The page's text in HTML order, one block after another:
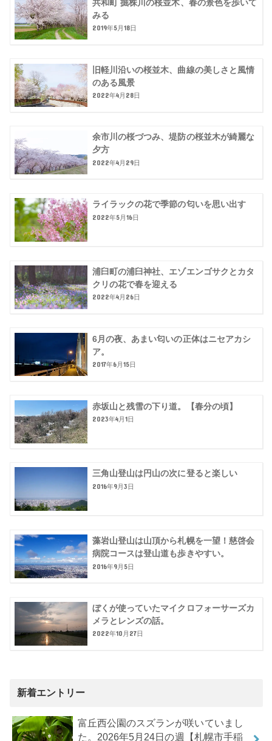
共和町 掘株川の桜並木、春の景色を歩いて
みる
2019年5月18日
旧軽川沿いの桜並木、曲線の美しさと風情
のある風景
2022年4月28日
余市川の桜づつみ、堤防の桜並木が綺麗な
夕方
2022年4月29日
ライラックの花で季節の匂いを思い出す
2022年5月16日
浦臼町の浦臼神社、エゾエンゴサクとカタ
クリの花で春を迎える
2022年4月26日
6月の夜、あまい匂いの正体はニセアカシ
ア。
2017年6月15日
赤坂山と残雪の下り道。【春分の頃】
2023年4月1日
三角山登山は円山の次に登ると楽しい
2016年9月3日
藻岩山登山は山頂から札幌を一望！慈啓会
病院コースは登山道も歩きやすい。
2016年9月5日
ぼくが使っていたマイクロフォーサーズカ
メラとレンズの話。
2022年10月27日
新着エントリー
富丘西公園のスズランが咲いていまし
た。2026年5月24日の週【札幌市手稲